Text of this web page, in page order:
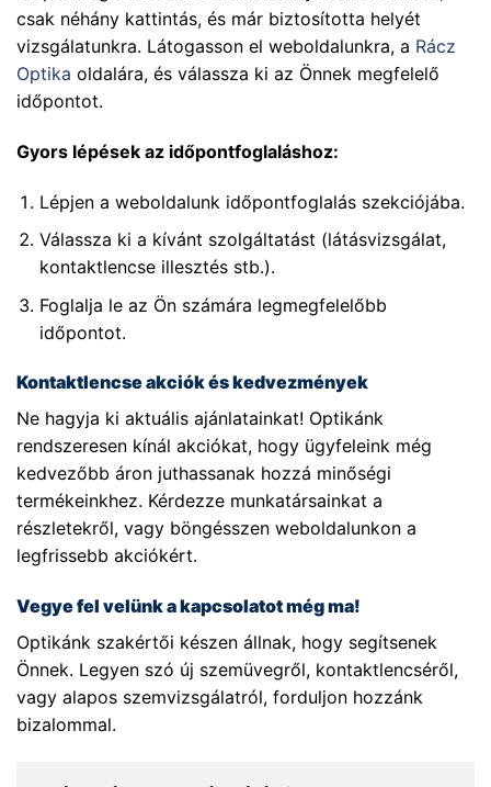
csak néhány kattintás, és már biztosította helyét
vizsgálatunkra. Látogasson el weboldalunkra, a Rácz
Optika oldalára, és válassza ki az Önnek megfelelő
időpontot.
Gyors lépések az időpontfoglaláshoz:
Lépjen a weboldalunk időpontfoglalás szekciójába.
Válassza ki a kívánt szolgáltatást (látásvizsgálat,
kontaktlencse illesztés stb.).
Foglalja le az Ön számára legmegfelelőbb
időpontot.
Kontaktlencse akciók és kedvezmények
Ne hagyja ki aktuális ajánlatainkat! Optikánk
rendszeresen kínál akciókat, hogy ügyfeleink még
kedvezőbb áron juthassanak hozzá minőségi
termékeinkhez. Kérdezze munkatársainkat a
részletekről, vagy böngésszen weboldalunkon a
legfrissebb akciókért.
Vegye fel velünk a kapcsolatot még ma!
Optikánk szakértői készen állnak, hogy segítsenek
Önnek. Legyen szó új szemüvegről, kontaktlencséről,
vagy alapos szemvizsgálatról, forduljon hozzánk
bizalommal.